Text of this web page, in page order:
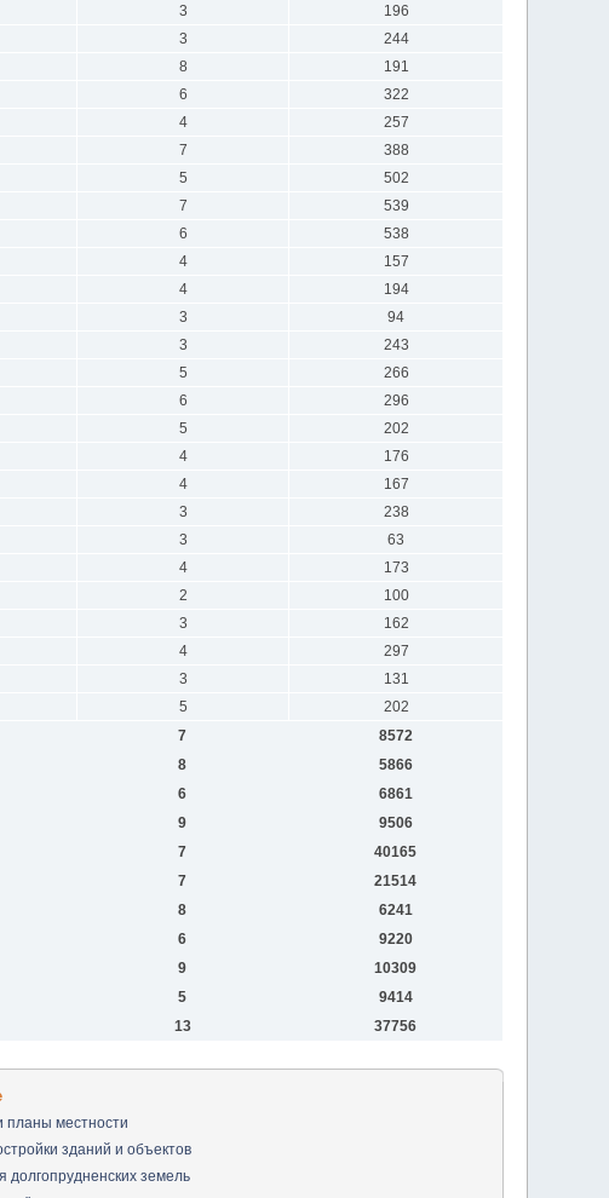
3
196
3
244
8
191
6
322
4
257
7
388
5
502
7
539
6
538
4
157
4
194
3
94
3
243
5
266
6
296
5
202
4
176
4
167
3
238
3
63
4
173
2
100
3
162
4
297
3
131
5
202
7
8572
8
5866
6
6861
9
9506
7
40165
7
21514
8
6241
6
9220
9
10309
5
9414
13 37756
планы местности
зданий и объектов
долгопрудненских земель